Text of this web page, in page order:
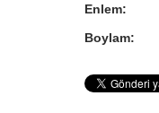
Enlem:
Boylam: